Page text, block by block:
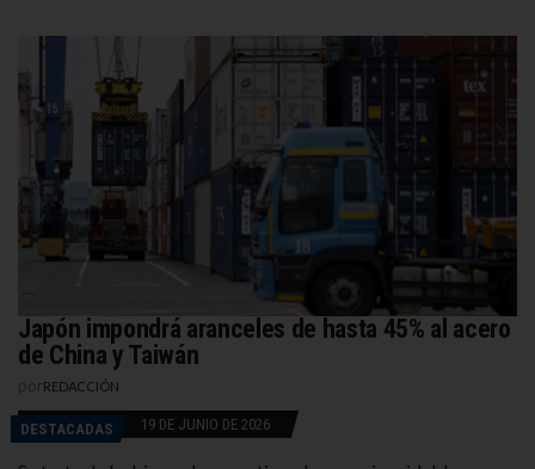
Japón impondrá aranceles de hasta 45% al acero
de China y Taiwán
REDACCIÓN
DESTACADAS 19 DE JUNIO DE 2026